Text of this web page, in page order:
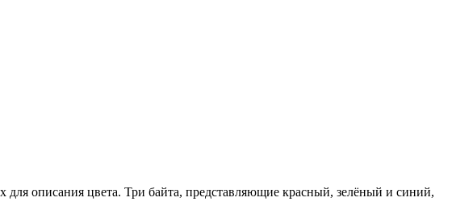
описания цвета. Три байта, представляющие красный, зелёный и синий,